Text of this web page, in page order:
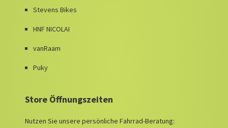
Stevens Bikes
HNF NICOLAI
vanRaam
Puky
Store Öffnungszeiten
Nutzen Sie unsere persönliche Fahrrad-Beratung: